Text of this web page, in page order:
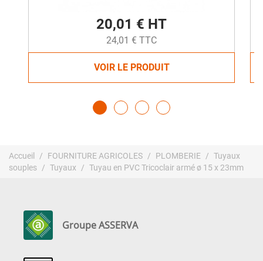
20,01 € HT
24,01 € TTC
VOIR LE PRODUIT
Accueil FOURNITURE AGRICOLES PLOMBERIE
Tuyaux
souples
Tuyaux Tuyau en PVC Tricoclair armé ø 15 x 23mm
Groupe ASSERVA